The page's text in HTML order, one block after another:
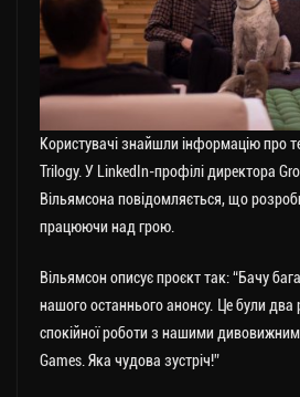
Користувачі знайшли інформацію про
Trilogy. У LinkedIn-профілі директора
Вільямсона повідомляється, що
працюючи над грою.
Вільямсон описує проєкт так: “Бачу
нашого останнього анонсу. Це були два
спокійної роботи з нашими
Games. Яка чудова зустріч!”